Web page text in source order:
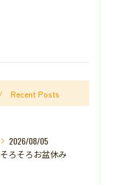
Recent Posts
2026/08/05
そろそろお盆休み